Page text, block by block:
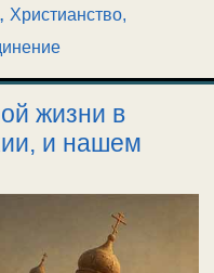
, Христианство,
жизни в
и нашем